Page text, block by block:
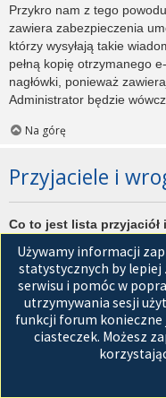
Przykro nam z tego
zawiera zabezpieczenia
którzy wysyłają takie
pełną kopię otrzymanego
nagłówki, ponieważ
Administrator będzie
Na górę
Przyjaciele i
Co to jest lista przyjaciół
użytkowników witryny.
wyświetleni na karcie
zarządzania kontem. Z
status, a także wysłać
używanego stylu witryny,
wyróżniane. Jeśli
Używamy informacji
statystycznych by lepiej
serwisu i pomóc w
utrzymywania sesji
funkcji forum konieczne
ciasteczek. Możesz